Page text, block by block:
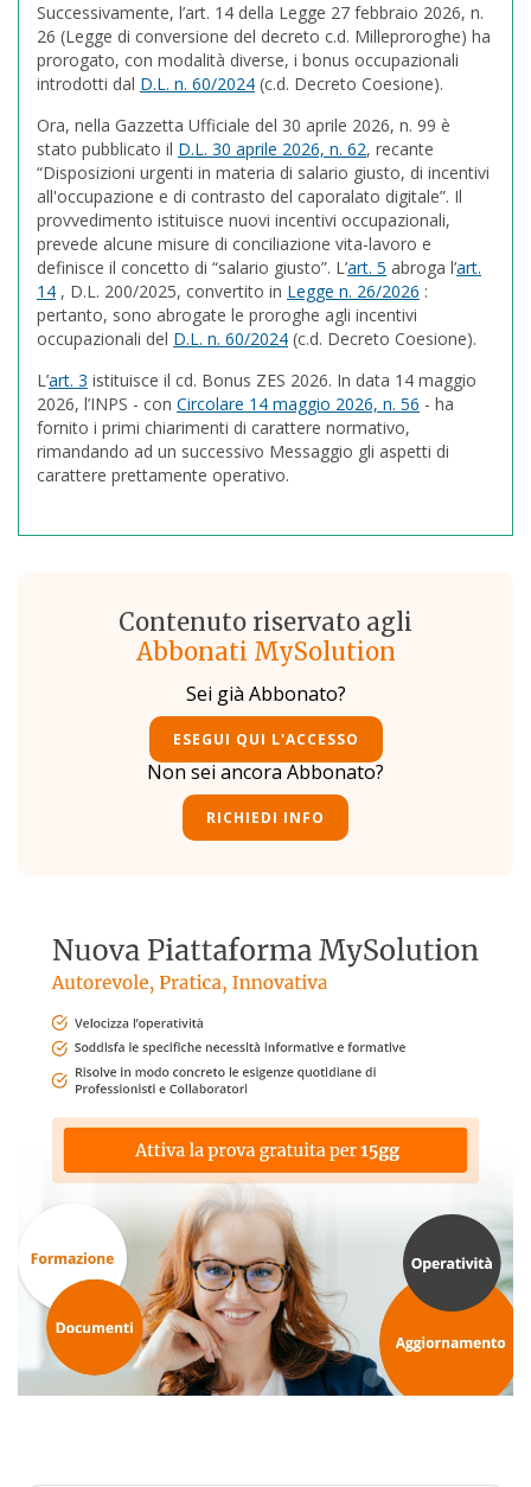
Successivamente, l’art. 14 della Legge 27 febbraio 2026, n.
26 (Legge di conversione del decreto c.d. Milleproroghe) ha
prorogato, con modalità diverse, i bonus occupazionali
introdotti dal D.L. n. 60/2024 (c.d. Decreto Coesione).
Ora, nella Gazzetta Ufficiale del 30 aprile 2026, n. 99 è
stato pubblicato il D.L. 30 aprile 2026, n. 62, recante
“Disposizioni urgenti in materia di salario giusto, di incentivi
all'occupazione e di contrasto del caporalato digitale”. Il
provvedimento istituisce nuovi incentivi occupazionali,
prevede alcune misure di conciliazione vita-lavoro e
definisce il concetto di “salario giusto”. L’art. 5 abroga l’art.
14 , D.L. 200/2025, convertito in Legge n. 26/2026 :
pertanto, sono abrogate le proroghe agli incentivi
occupazionali del D.L. n. 60/2024 (c.d. Decreto Coesione).
L’art. 3 istituisce il cd. Bonus ZES 2026. In data 14 maggio
2026, l’INPS - con Circolare 14 maggio 2026, n. 56 - ha
fornito i primi chiarimenti di carattere normativo,
rimandando ad un successivo Messaggio gli aspetti di
carattere prettamente operativo.
Contenuto riservato agli
Abbonati MySolution
Sei già Abbonato?
ESEGUI QUI L'ACCESSO
Non sei ancora Abbonato?
RICHIEDI INFO